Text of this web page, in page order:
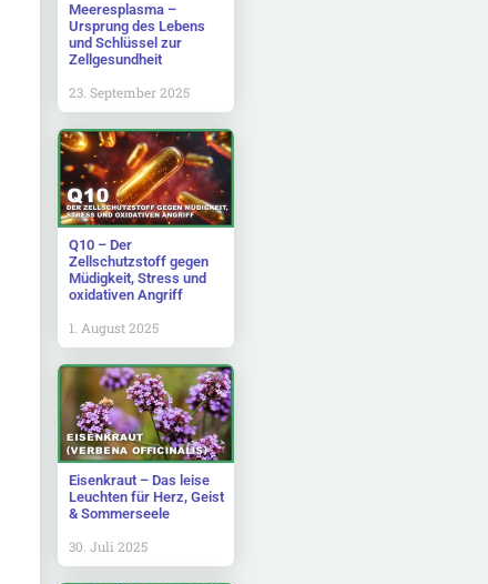
Meeresplasma –
Ursprung des Lebens
und Schlüssel zur
Zellgesundheit
23. September 2025
Q10 – Der
Zellschutzstoff gegen
Müdigkeit, Stress und
oxidativen Angriff
1. August 2025
Eisenkraut – Das leise
Leuchten für Herz, Geist
& Sommerseele
30. Juli 2025